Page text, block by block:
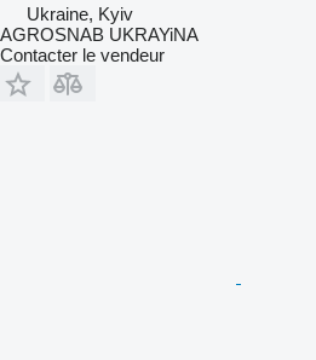
Ukraine, Kyiv
AGROSNAB UKRAYiNA
Contacter le vendeur